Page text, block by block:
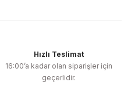
Hızlı Teslimat
16:00’a kadar olan siparişler için
geçerlidir.